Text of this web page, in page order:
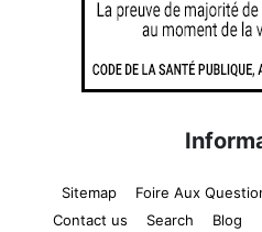
Sitemap Foire Aux
Contact us
Search Blog